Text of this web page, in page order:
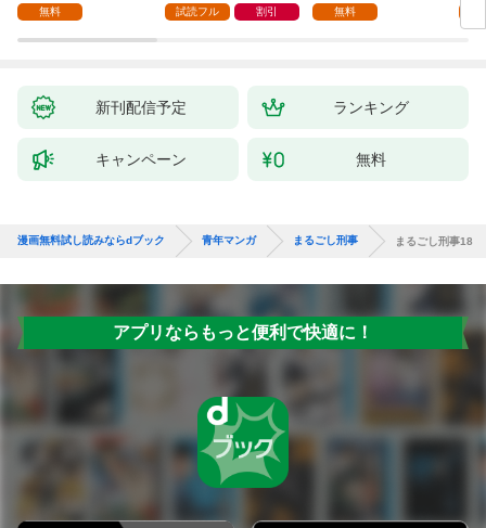
無料 試読フル 割引 無料
新刊配信予定 ランキング
キャンペーン 無料
漫画無料試し読みならdブック 青年マンガ まるごし刑事 まるごし刑事18
アプリならもっと便利で快適に！